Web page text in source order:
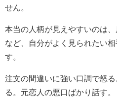
せん。
本当の人柄が見えやすいのは
など、自分がよく見られたい
す。
注文の間違いに強い口調で怒
る。元恋人の悪口ばかり話す。